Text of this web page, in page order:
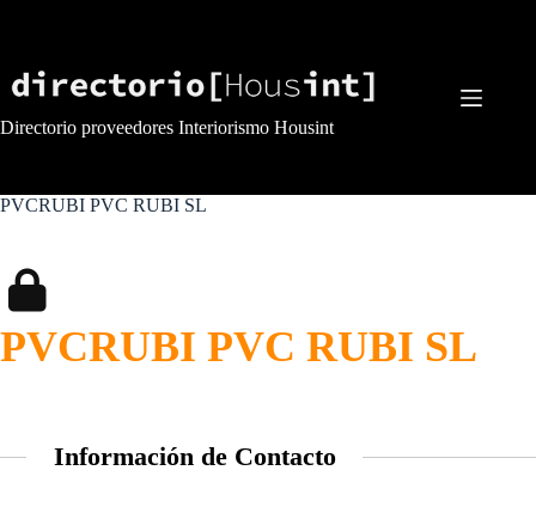
Directorio proveedores Interiorismo Housint
PVCRUBI PVC RUBI SL
PVCRUBI PVC RUBI SL
Información de Contacto